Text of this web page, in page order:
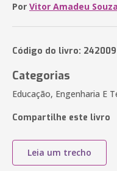
Por Vitor Amadeu Souza
Código do livro: 242009
Categorias
Educação, Engenharia E
Compartilhe este livro
Leia um trecho